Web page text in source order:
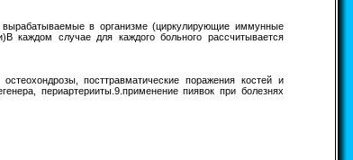
вырабатываемые в организме (циркулирующие иммунные
каждом случае для каждого больного рассчитывается
посттравматические поражения костей и
периартерииты.9.применение пиявок при болезнях